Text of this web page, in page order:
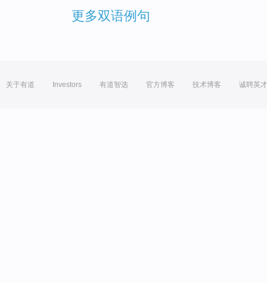
更多双语例句
关于有道 Investors 有道智选 官方博客 技术博客 诚聘英才